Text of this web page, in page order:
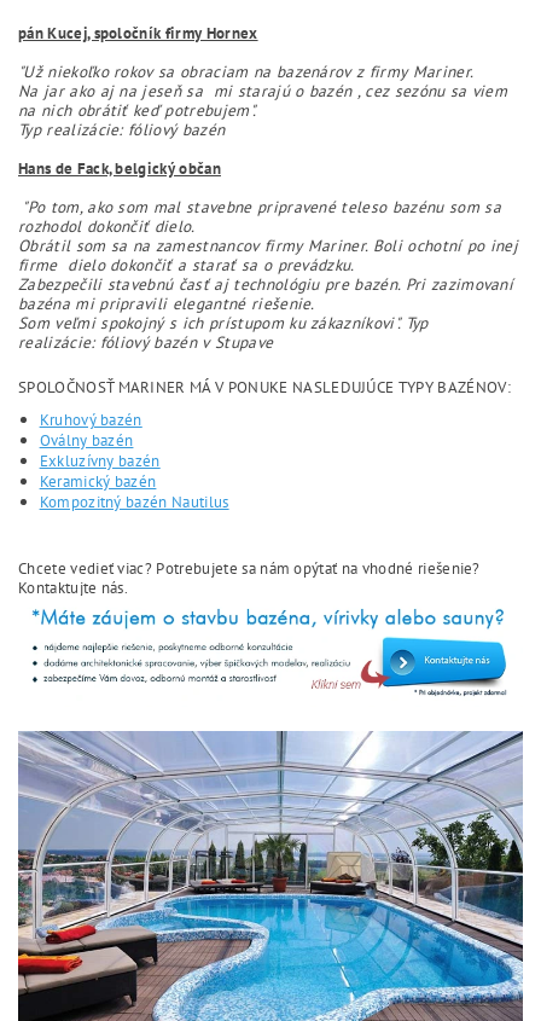
pán Kucej, spoločník firmy Hornex
"Už niekoľko rokov sa obraciam na bazenárov z firmy Mariner.
Na jar ako aj na jeseň sa mi starajú o bazén , cez sezónu sa viem
na nich obrátiť keď potrebujem".
Typ realizácie: fóliový bazén
Hans de Fack, belgický občan
"Po tom, ako som mal stavebne pripravené teleso bazénu som sa
rozhodol dokončiť dielo.
Obrátil som sa na zamestnancov firmy Mariner. Boli ochotní po inej
firme dielo dokončiť a starať sa o prevádzku.
Zabezpečili stavebnú časť aj technológiu pre bazén. Pri zazimovaní
bazéna mi pripravili elegantné riešenie.
Som veľmi spokojný s ich prístupom ku zákazníkovi". Typ
realizácie: fóliový bazén v Stupave
SPOLOČNOSŤ MARINER MÁ V PONUKE NASLEDUJÚCE TYPY BAZÉNOV:
Kruhový bazén
Oválny bazén
Exkluzívny bazén
Keramický bazén
Kompozitný bazén Nautilus
Chcete vedieť viac? Potrebujete sa nám opýtať na vhodné riešenie?
Kontaktujte nás.